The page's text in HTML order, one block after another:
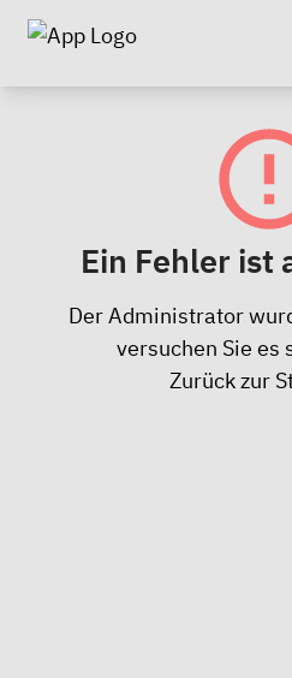
Ein Fehler ist
Der Administrator
versuchen Sie es
Zurück zur